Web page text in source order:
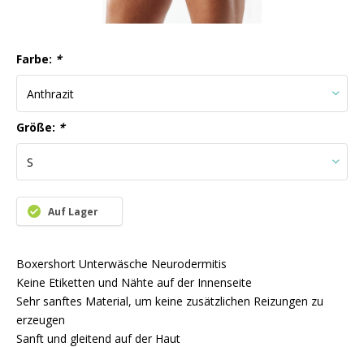
Farbe: *
Größe: *
Auf Lager
Boxershort Unterwäsche Neurodermitis
Keine Etiketten und Nähte auf der Innenseite
Sehr sanftes Material, um keine zusätzlichen Reizungen zu
erzeugen
Sanft und gleitend auf der Haut